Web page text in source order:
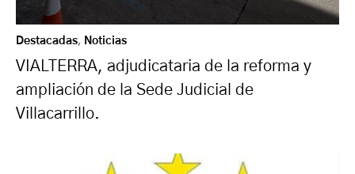
Destacadas, Noticias
VIALTERRA, adjudicataria de la reforma y
ampliación de la Sede Judicial de
Villacarrillo.